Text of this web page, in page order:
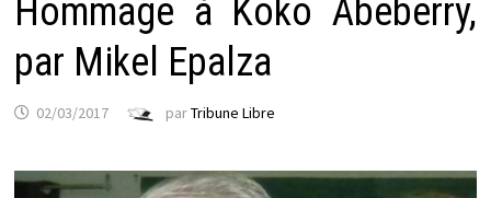
Hommage à Koko Abeberry,
par Mikel Epalza
02/03/2017 parTribune Libre